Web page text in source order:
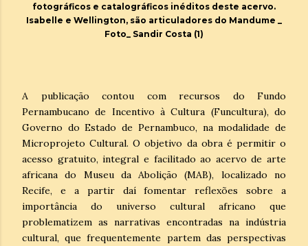
fotográficos e catalográficos inéditos deste acervo.
Isabelle e Wellington, são articuladores do Mandume _
Foto_ Sandir Costa (1)
A publicação contou com recursos do Fundo
Pernambucano de Incentivo à Cultura (Funcultura), do
Governo do Estado de Pernambuco, na modalidade de
Microprojeto Cultural. O objetivo da obra é permitir o
acesso gratuito, integral e facilitado ao acervo de arte
africana do Museu da Abolição (MAB), localizado no
Recife, e a partir daí fomentar reflexões sobre a
importância do universo cultural africano que
problematizem as narrativas encontradas na indústria
cultural, que frequentemente partem das perspectivas